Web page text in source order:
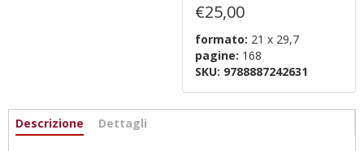
€25,00
formato: 21 x 29,7
pagine: 168
SKU: 9788887242631
Informazioni
Descrizione (active
Dettagli